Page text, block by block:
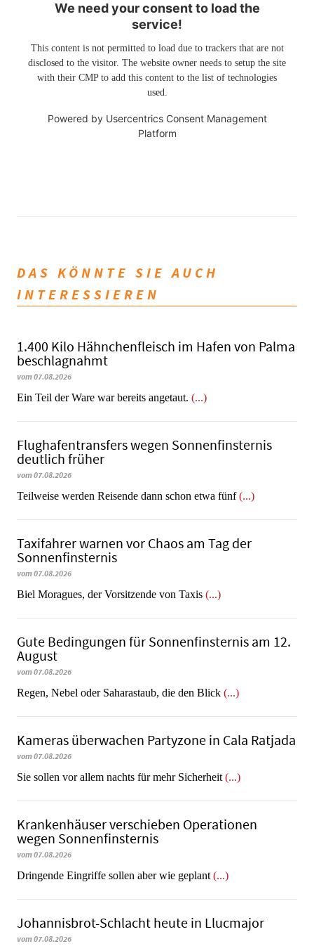
We need your consent to load the
service!
This content is not permitted to load due to trackers that are not
disclosed to the visitor. The website owner needs to setup the site
with their CMP to add this content to the list of technologies
used.
Powered by Usercentrics Consent Management
Platform
DAS KÖNNTE SIE AUCH
INTERESSIEREN
1.400 Kilo Hähnchenfleisch im Hafen von Palma
beschlagnahmt
vom 07.08.2026
​​​​​​​Ein Teil der Ware war bereits angetaut. (...)
Flughafentransfers wegen Sonnenfinsternis
deutlich früher
vom 07.08.2026
Teilweise werden Reisende dann schon etwa fünf(...)
Taxifahrer warnen vor Chaos am Tag der
Sonnenfinsternis
vom 07.08.2026
​​​​​​​Biel Moragues, der Vorsitzende von Taxis (...)
Gute Bedingungen für Sonnenfinsternis am 12.
August
vom 07.08.2026
Regen, Nebel oder Saharastaub, die den Blick (...)
Kameras überwachen Partyzone in Cala Ratjada
vom 07.08.2026
Sie sollen vor allem nachts für mehr Sicherheit (...)
Krankenhäuser verschieben Operationen
wegen Sonnenfinsternis
vom 07.08.2026
Dringende Eingriffe sollen aber wie geplant (...)
Johannisbrot-Schlacht heute in Llucmajor
vom 07.08.2026